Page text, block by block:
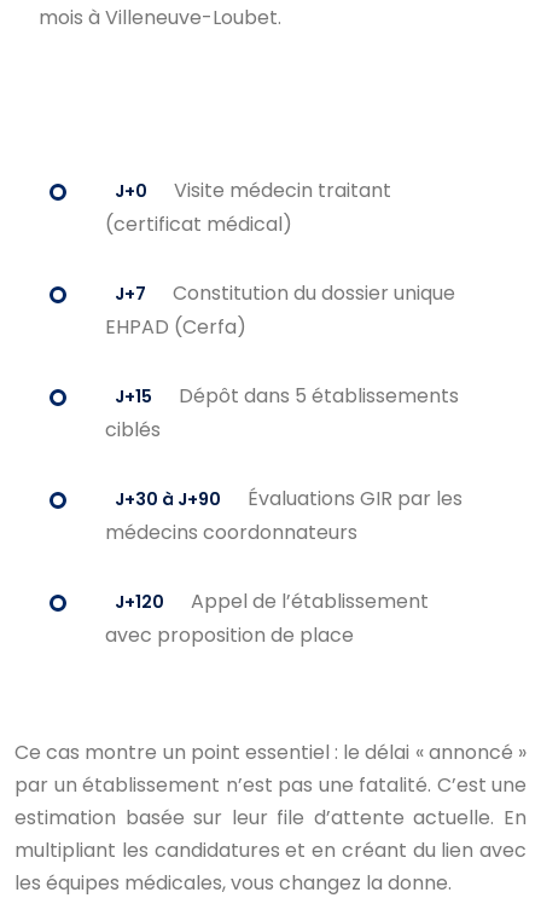
mois à Villeneuve-Loubet.
J+0
Visite médecin traitant
(certificat médical)
J+7
Constitution du dossier unique
EHPAD (Cerfa)
J+15
Dépôt dans 5 établissements
ciblés
J+30 à J+90
Évaluations GIR par les
médecins coordonnateurs
J+120
Appel de l’établissement
avec proposition de place
Ce cas montre un point essentiel : le délai « annoncé »
par un établissement n’est pas une fatalité. C’est une
estimation basée sur leur file d’attente actuelle. En
multipliant les candidatures et en créant du lien avec
les équipes médicales, vous changez la donne.